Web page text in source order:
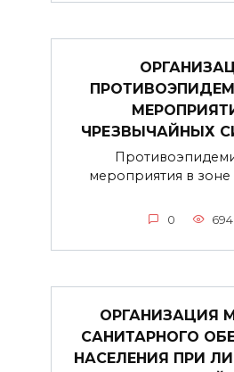
ЧРЕЗВЫЧАЙНЫХ
мероприятия в зоне
0 694
ОРГАНИЗАЦИЯ
САНИТАРНОГО
НАСЕЛЕНИЯ ПРИ